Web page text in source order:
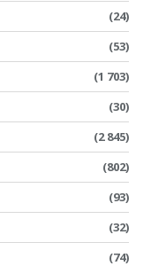
(24)
(53)
(1 703)
(30)
(2 845)
(802)
(93)
(32)
(74)